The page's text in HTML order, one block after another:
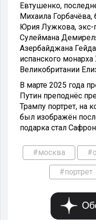
Евтушенко,
Михаила
Юрия Лужкова, экс-
Сулеймана
Азербайджана
испанского
Великобритании
В марте 2025 года
Путин преподнёс
Трампу портрет, на
был изображён
подарка стал
#москва
#портрет